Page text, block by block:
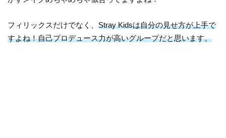
フィリックスだけでなく、Stray Kidsは自分の見せ方が上手で
すよね！自己プロデュース力が高いグループだと思います。